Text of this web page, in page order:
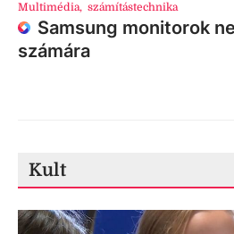
Multimédia, számítástechnika
Samsung monitorok
számára
Kult